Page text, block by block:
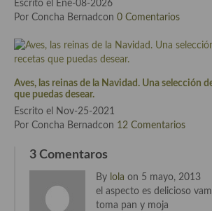
Cocina Canaria
Cocina Castilla – La Mancha
Cocina Catalana
Cocina Extremeña
Cocina Madrileña
Cocina Murciana
Escrito el Ene-08-2026
Por Concha Bernadcon 0 Comentarios
Aves, las reinas de la Navidad. Una selección
que puedas desear.
Escrito el Nov-25-2021
Por Concha Bernadcon 12 Comentarios
3 Comentaros
By lola on 5 mayo, 2013
el aspecto es delicioso
toma pan y moja